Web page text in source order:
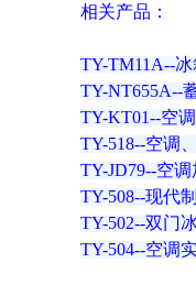
相关产品：
TY-TM11A--
TY-NT655A--
TY-KT01--空
TY-518--空调
TY-JD79--空
TY-508--现代
TY-502--双门
TY-504--空调